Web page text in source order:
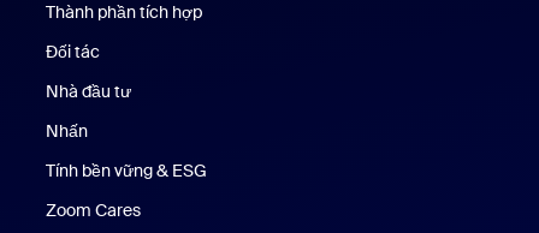
Thành phần tích hợp
Đối tác
Nhà đầu tư
Nhấn
Tính bền vững & ESG
Zoom Cares